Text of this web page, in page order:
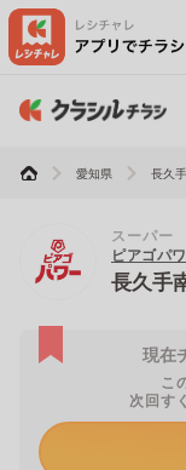
愛知県 長久
スーパー
ピアゴパ
長久手
現在
こ
次回す